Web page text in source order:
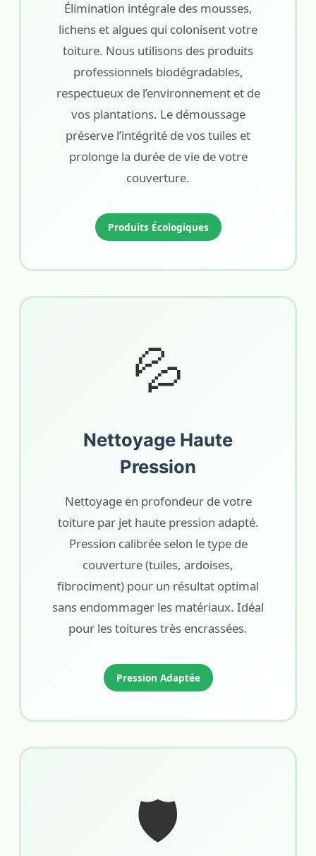
Élimination intégrale des mousses,
lichens et algues qui colonisent votre
toiture. Nous utilisons des produits
professionnels biodégradables,
respectueux de l’environnement et de
vos plantations. Le démoussage
préserve l’intégrité de vos tuiles et
prolonge la durée de vie de votre
couverture.
Produits Écologiques
💦
Nettoyage Haute
Pression
Nettoyage en profondeur de votre
toiture par jet haute pression adapté.
Pression calibrée selon le type de
couverture (tuiles, ardoises,
fibrociment) pour un résultat optimal
sans endommager les matériaux. Idéal
pour les toitures très encrassées.
Pression Adaptée
🛡️